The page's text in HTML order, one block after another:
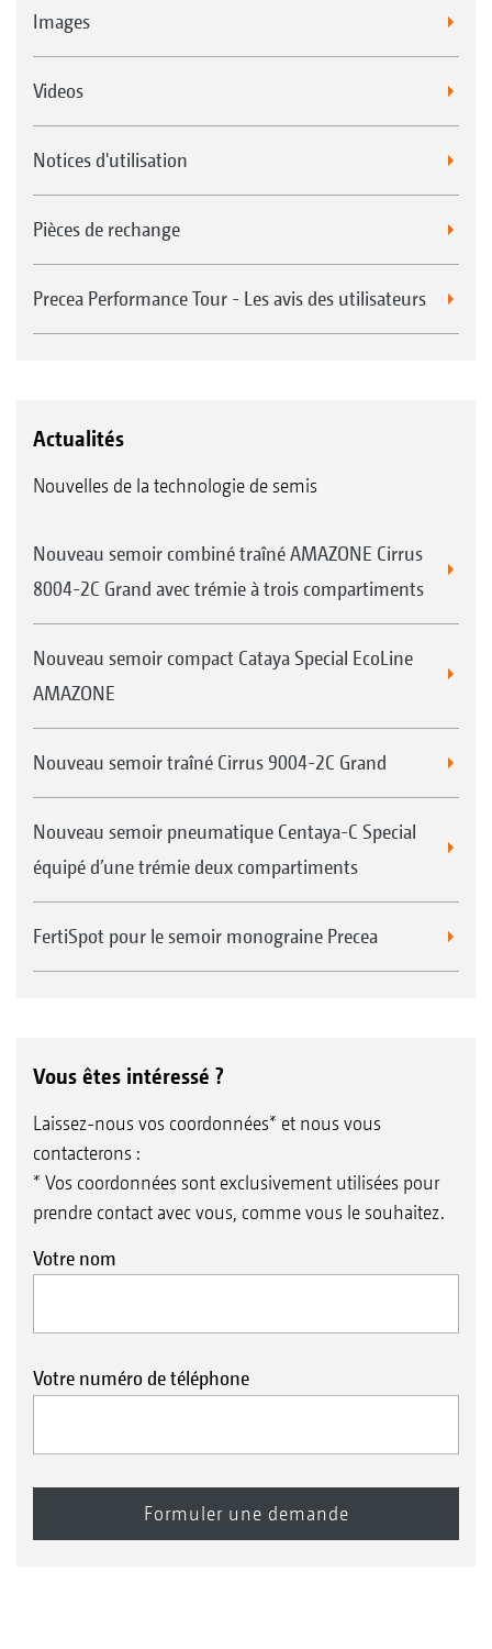
Images
Videos
Notices d'utilisation
Pièces de rechange
Precea Performance Tour - Les avis des utilisateurs
Actualités
Nouvelles de la technologie de semis
Nouveau semoir combiné traîné AMAZONE Cirrus
8004-2C Grand avec trémie à trois compartiments
Nouveau semoir compact Cataya Special EcoLine
AMAZONE
Nouveau semoir traîné Cirrus 9004-2C Grand
Nouveau semoir pneumatique Centaya-C Special
équipé d’une trémie deux compartiments
FertiSpot pour le semoir monograine Precea
Vous êtes intéressé ?
Laissez-nous vos coordonnées* et nous vous
contacterons :
* Vos coordonnées sont exclusivement utilisées pour
prendre contact avec vous, comme vous le souhaitez.
Votre nom
Votre numéro de téléphone